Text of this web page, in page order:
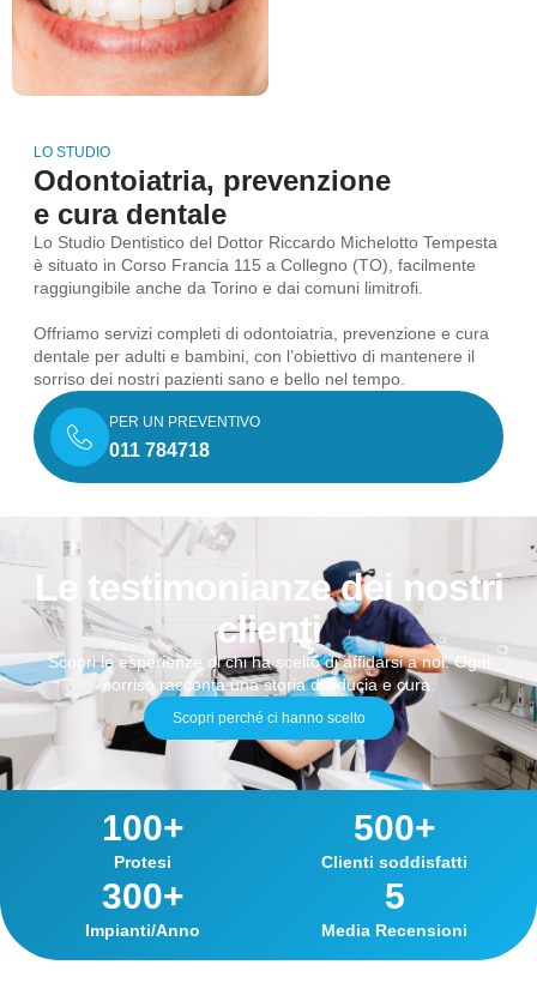
LO STUDIO
Odontoiatria, prevenzione
e cura dentale
Lo Studio Dentistico del Dottor Riccardo Michelotto Tempesta
è situato in Corso Francia 115 a Collegno (TO), facilmente
raggiungibile anche da Torino e dai comuni limitrofi.
Offriamo servizi completi di odontoiatria, prevenzione e cura
dentale per adulti e bambini, con l’obiettivo di mantenere il
sorriso dei nostri pazienti sano e bello nel tempo.
PER UN PREVENTIVO
011 784718
Le testimonianze dei nostri
clienti
Scopri le esperienze di chi ha scelto di affidarsi a noi. Ogni
sorriso racconta una storia di fiducia e cura.
Scopri perché ci hanno scelto
Protesi
100+
Clienti soddisfatti
500+
Impianti/Anno
300+
Media Recensioni
5